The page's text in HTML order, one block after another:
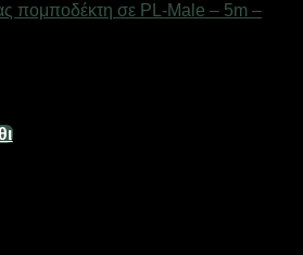
πομποδέκτη σε PL-Male – 5m –